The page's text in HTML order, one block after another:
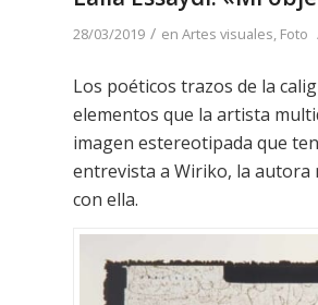
28/03/2019 / en Artes visuales, Foto
Los poéticos trazos de la
elementos que la artista
imagen estereotipada que
entrevista a Wiriko, la autora
con ella.